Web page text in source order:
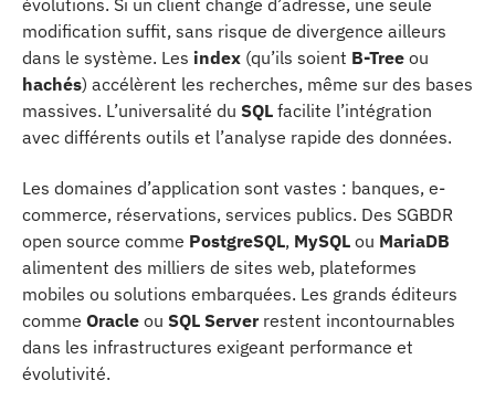
modification suffit, sans risque de divergence ailleurs
dans le système. Les index (qu’ils soient B-Tree ou
hachés) accélèrent les recherches, même sur des bases
massives. L’universalité du SQL facilite l’intégration
avec différents outils et l’analyse rapide des données.
Les domaines d’application sont vastes : banques, e-
commerce, réservations, services publics. Des SGBDR
open source comme PostgreSQL, MySQL ou MariaDB
alimentent des milliers de sites web, plateformes
mobiles ou solutions embarquées. Les grands éditeurs
comme Oracle ou SQL Serverrestent incontournables
dans les infrastructures exigeant performance et
évolutivité.